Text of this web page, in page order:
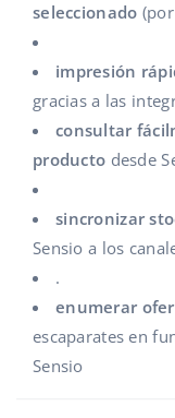
seleccionado
impresión
gracias a las
consultar
producto desde
sincronizar
Sensio a los
.
enumerar
escaparates en
Sensio